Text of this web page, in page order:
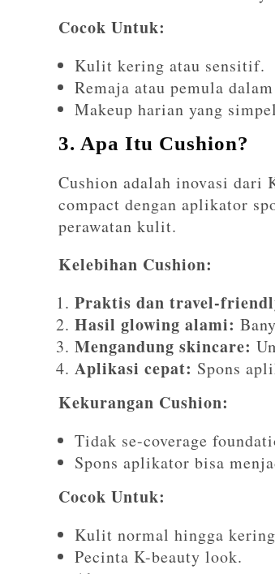
Cocok Untuk:
Kulit kering atau sensitif.
Remaja atau pemula
Makeup harian yang
3. Apa Itu Cushion?
Cushion adalah inovasi dari
compact dengan aplikator
perawatan kulit.
Kelebihan Cushion:
Praktis dan travel-
Hasil glowing alami:
Mengandung skincare:
Aplikasi cepat: Spons
Kekurangan Cushion:
Tidak se-coverage
Spons aplikator bisa
Cocok Untuk:
Kulit normal hingga
Pecinta K-beauty look.